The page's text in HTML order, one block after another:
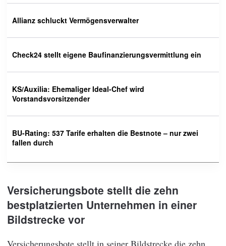
Allianz schluckt Vermögensverwalter
Check24 stellt eigene Baufinanzierungsvermittlung ein
KS/Auxilia: Ehemaliger Ideal-Chef wird
Vorstandsvorsitzender
BU-Rating: 537 Tarife erhalten die Bestnote – nur zwei
fallen durch
Versicherungsbote stellt die zehn
bestplatzierten Unternehmen in einer
Bildstrecke vor
Versicherungsbote stellt in seiner Bildstrecke die zehn